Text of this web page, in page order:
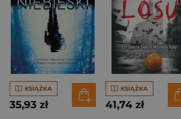
KSIĄŻKA
35,93 zł
KSIĄŻKA
41,74 zł